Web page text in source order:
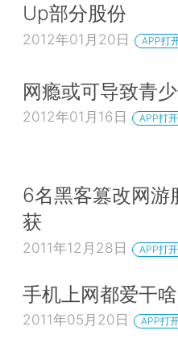
Up部分股份
2012年01月20日 APP打
网瘾或可导致青
2012年01月16日 APP打开
6名黑客篡改网游
获
2011年12月28日 APP打开
手机上网都爱干
2011年05月20日 APP打